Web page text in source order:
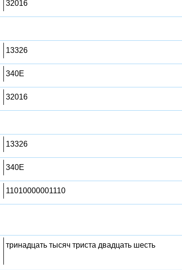
32016
13326
340E
32016
13326
340E
11010000001110
тринадцать тысяч триста двадцать шесть